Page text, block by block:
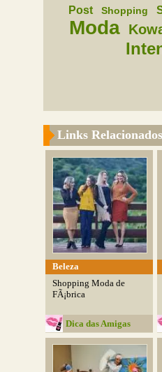
Post Shopping
Moda
Links Relacionados
Beleza
Shopping Moda de
FÃ¡brica
Dica das Amigas